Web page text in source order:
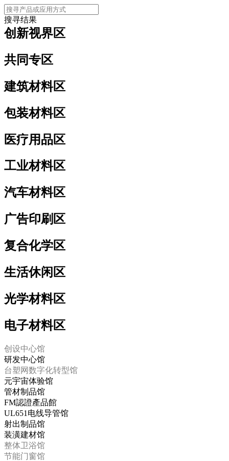
搜寻结果
创新视界区
共同专区
建筑材料区
包装材料区
医疗用品区
工业材料区
汽车材料区
广告印刷区
复合化学区
生活休闲区
光学材料区
电子材料区
创设中心馆
研发中心馆
台塑网数字化转型馆
元宇宙体验馆
管材制品馆
FM認證產品館
UL651电线导管馆
射出制品馆
装潢建材馆
整体卫浴馆
节能门窗馆